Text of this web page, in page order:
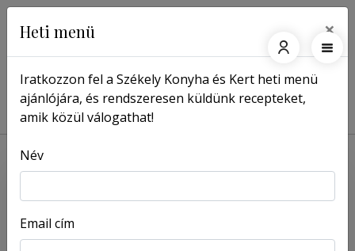
Főoldal Receptek Tócsni murokkal
Heti menü ×
Iratkozzon fel a Székely Konyha és Kert heti menü
ajánlójára, és rendszeresen küldünk recepteket,
amik közül válogathat!
Név
Email cím